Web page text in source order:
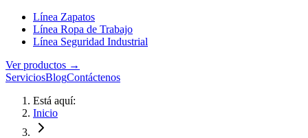
Línea Zapatos
Línea Ropa de Trabajo
Línea Seguridad Industrial
Ver productos →
ServiciosBlogContáctenos
Está aquí:
Inicio